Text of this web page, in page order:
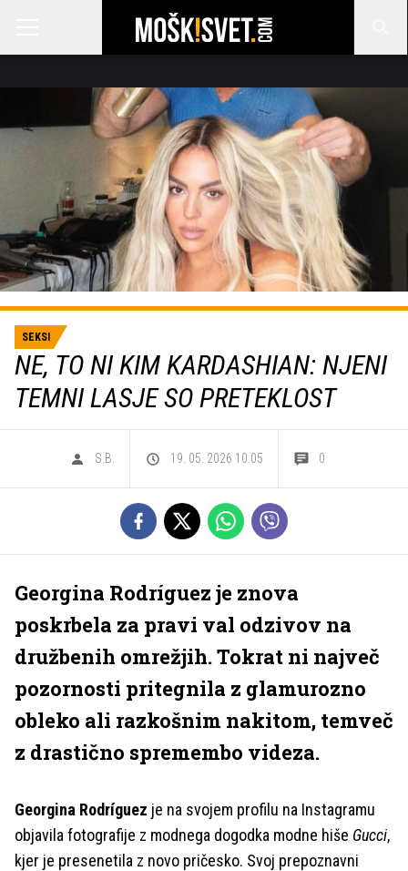
SEKSI
NE, TO NI KIM KARDASHIAN: NJENI
TEMNI LASJE SO PRETEKLOST
S.B. 19. 05. 2026 10.05 0
Georgina Rodríguez je znova
poskrbela za pravi val odzivov na
družbenih omrežjih. Tokrat ni največ
pozornosti pritegnila z glamurozno
obleko ali razkošnim nakitom, temveč
z drastično spremembo videza.
Georgina Rodríguez je na svojem profilu na Instagramu
objavila fotografije z modnega dogodka modne hiše Gucci,
kjer je presenetila z novo pričesko. Svoj prepoznavni